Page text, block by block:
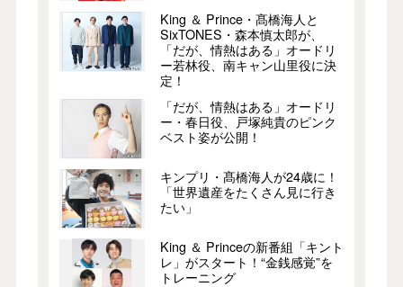
King ＆ Prince・髙橋海人と
SixTONES・森本慎太郎が、
「だが、情熱はある」オードリ
ー若林役、南キャン山里役に決
定！
「だが、情熱はある」オードリ
ー・春日役、戸塚純貴のピンク
ベスト姿が公開！
キンプリ・髙橋海⼈が24歳に！
「世界遺産をたくさん見に行き
たい」
King ＆ Princeの新番組「キント
レ」がスタート！“金銭感覚”を
トレーニング